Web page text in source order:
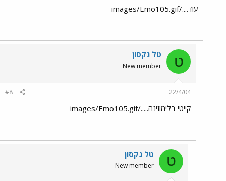
עוד..../images/Emo105.gif
ט טל גקסון
New member
22/4/04
#8
קייטי בלימוזינה...../images/Emo105.gif
ט טל גקסון
New member